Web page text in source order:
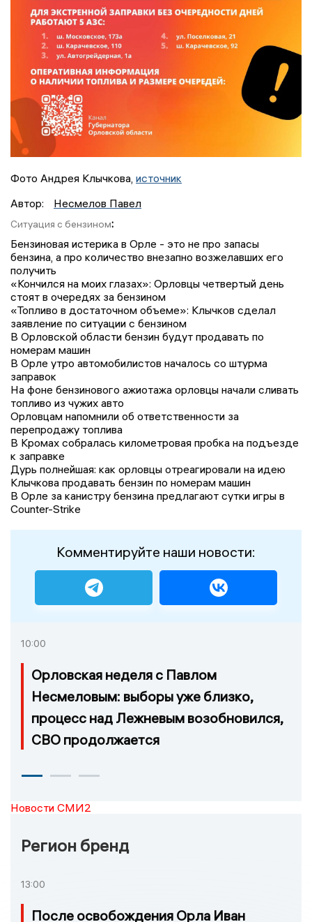
Фото Андрея Клычкова, источник
Автор:
Несмелов Павел
Ситуация с бензином:
Бензиновая истерика в Орле - это не про запасы
бензина, а про количество внезапно возжелавших его
получить
«Кончился на моих глазах»: Орловцы четвертый день
стоят в очередях за бензином
«Топливо в достаточном объеме»: Клычков сделал
заявление по ситуации с бензином
В Орловской области бензин будут продавать по
номерам машин
В Орле утро автомобилистов началось со штурма
заправок
На фоне бензинового ажиотажа орловцы начали сливать
топливо из чужих авто
Орловцам напомнили об ответственности за
перепродажу топлива
В Кромах собралась километровая пробка на подъезде
к заправке
Дурь полнейшая: как орловцы отреагировали на идею
Клычкова продавать бензин по номерам машин
В Орле за канистру бензина предлагают сутки игры в
Counter-Strike
Комментируйте наши новости:
10:00
Орловская неделя с Павлом
Несмеловым: выборы уже близко,
процесс над Лежневым возобновился,
СВО продолжается
Новости СМИ2
Регион бренд
13:00
После освобождения Орла Иван